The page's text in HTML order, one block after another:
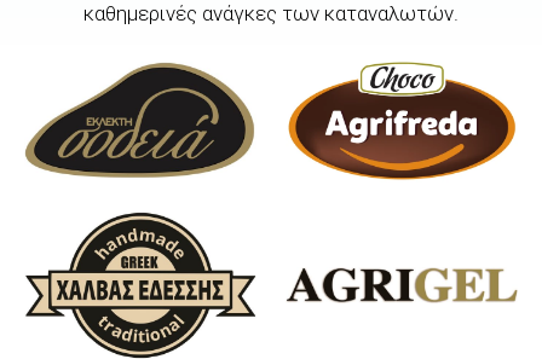
καθημερινές ανάγκες των καταναλωτών.